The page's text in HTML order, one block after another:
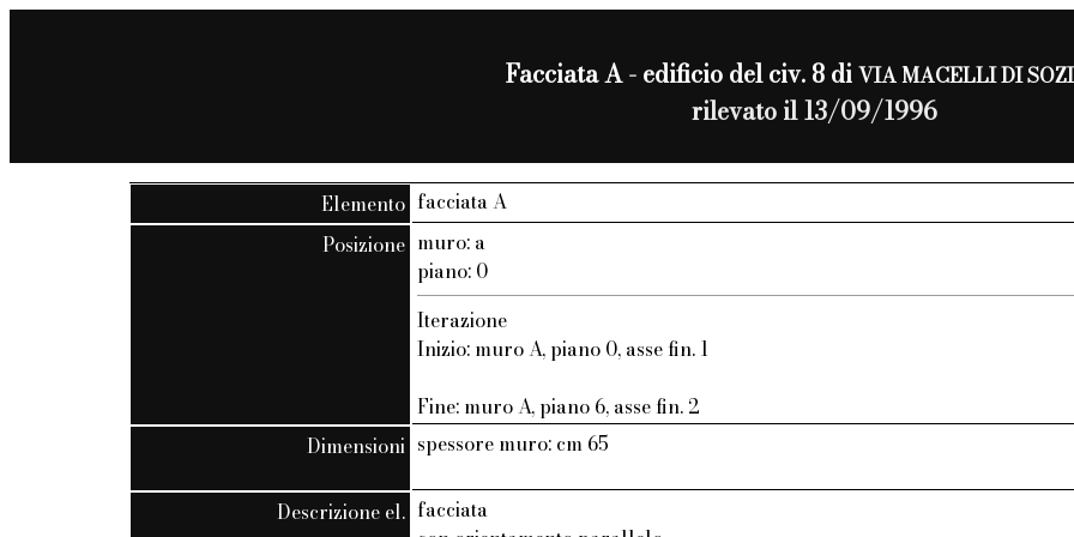
Facciata A - edificio del civ. 8 diVIA MACELLI DI
rilevato il 13/09/1996
Elemento facciata A
Posizione muro: a
piano: 0
Iterazione
Inizio: muro A, piano 0, asse fin. 1
Fine: muro A, piano 6, asse fin. 2
Dimensioni spessore muro: cm 65
Descrizione el. facciata